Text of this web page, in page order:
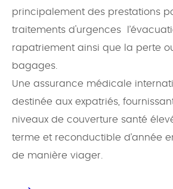
principalement des prestations
traitements d'urgences
rapatriement ainsi que la perte
bagages.
Une assurance médicale
destinée aux expatriés,
niveaux de couverture santé
terme et reconductible d’année
de manière viager.